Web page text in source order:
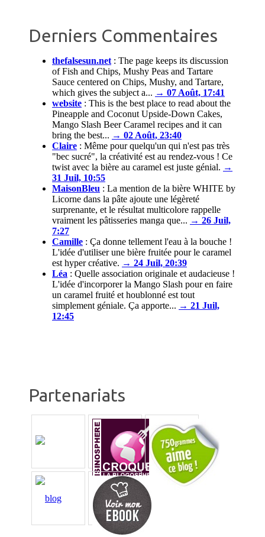
Derniers Commentaires
thefalsesun.net : The page keeps its discussion
of Fish and Chips, Mushy Peas and Tartare
Sauce centered on Chips, Mushy, and Tartare,
which gives the subject a... → 07 Août, 17:41
website : This is the best place to read about the
Pineapple and Coconut Upside-Down Cakes,
Mango Slash Beer Caramel recipes and it can
bring the best... → 02 Août, 23:40
Claire : Même pour quelqu'un qui n'est pas très
"bec sucré", la créativité est au rendez-vous ! Ce
twist avec la bière au caramel est juste génial. →
31 Juil, 10:55
MaisonBleu : La mention de la bière WHITE by
Licorne dans la pâte ajoute une légèreté
surprenante, et le résultat multicolore rappelle
vraiment les pâtisseries manga que... → 26 Juil,
7:27
Camille : Ça donne tellement l'eau à la bouche !
L'idée d'utiliser une bière fruitée pour le caramel
est hyper créative. → 24 Juil, 20:39
Léa : Quelle association originale et audacieuse !
L'idée d'incorporer la Mango Slash pour en faire
un caramel fruité et houblonné est tout
simplement géniale. Ça apporte... → 21 Juil,
12:45
Partenariats